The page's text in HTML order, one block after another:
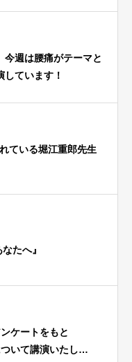
今週は腰痛がテーマと
ています！
ている堀江重郎先生
たへ』
ケートをもと
いて講演いたしま